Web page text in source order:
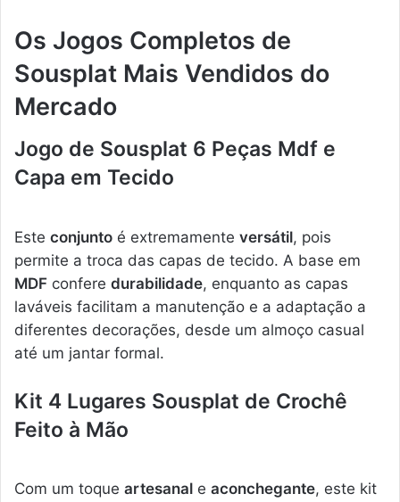
Os Jogos Completos de
Sousplat Mais Vendidos do
Mercado
Jogo de Sousplat 6 Peças Mdf e
Capa em Tecido
Este conjunto é extremamente versátil, pois
permite a troca das capas de tecido. A base em
MDF confere durabilidade, enquanto as capas
laváveis facilitam a manutenção e a adaptação a
diferentes decorações, desde um almoço casual
até um jantar formal.
Kit 4 Lugares Sousplat de Crochê
Feito à Mão
Com um toque artesanal e aconchegante, este kit